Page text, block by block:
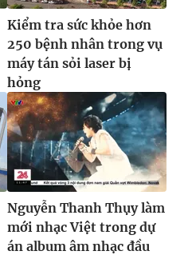
Kiểm tra sức khỏe hơn
250 bệnh nhân trong vụ
máy tán sỏi laser bị
hỏng
Nguyễn Thanh Thụy làm
mới nhạc Việt trong dự
án album âm nhạc đầu